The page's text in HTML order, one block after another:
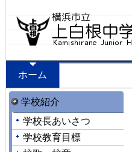
ホーム
学校紹介
学校長あいさつ
学校教育目標